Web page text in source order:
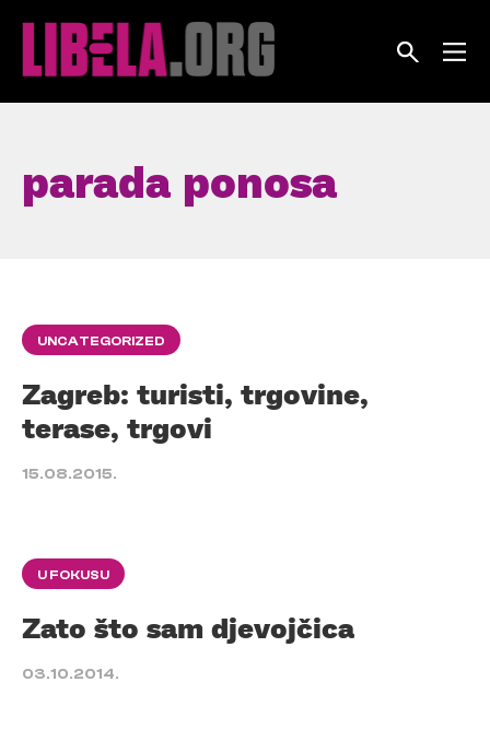
parada ponosa
UNCATEGORIZED
Zagreb: turisti, trgovine,
terase, trgovi
15.08.2015.
U FOKUSU
Zato što sam djevojčica
03.10.2014.